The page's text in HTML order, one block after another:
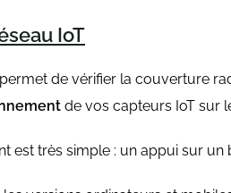
IoT
permet de vérifier la couverture
de vos capteurs IoT sur
est très simple : un appui sur